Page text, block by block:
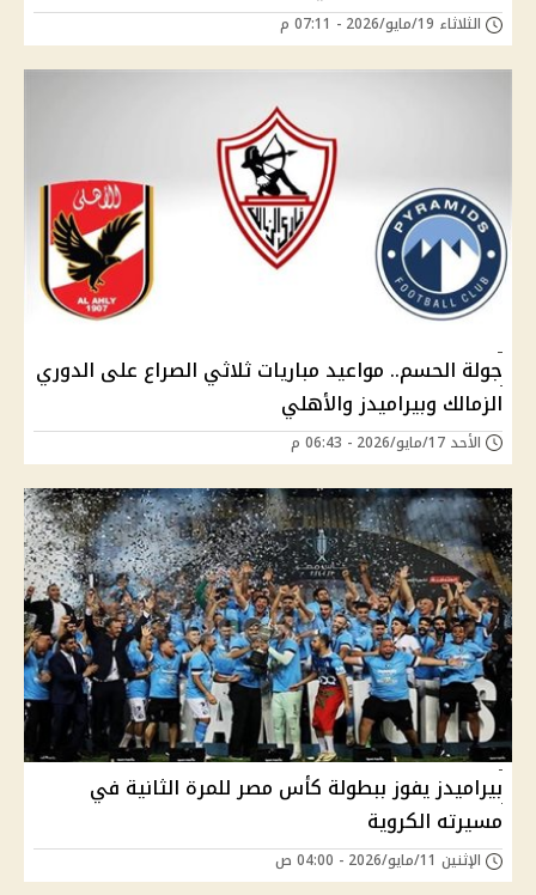
الثلاثاء 19/مايو/2026 - 07:11 م
جولة الحسم.. مواعيد مباريات ثلاثي الصراع على الدوري
الزمالك وبيراميدز والأهلي
الأحد 17/مايو/2026 - 06:43 م
بيراميدز يفوز ببطولة كأس مصر للمرة الثانية في
مسيرته الكروية
الإثنين 11/مايو/2026 - 04:00 ص